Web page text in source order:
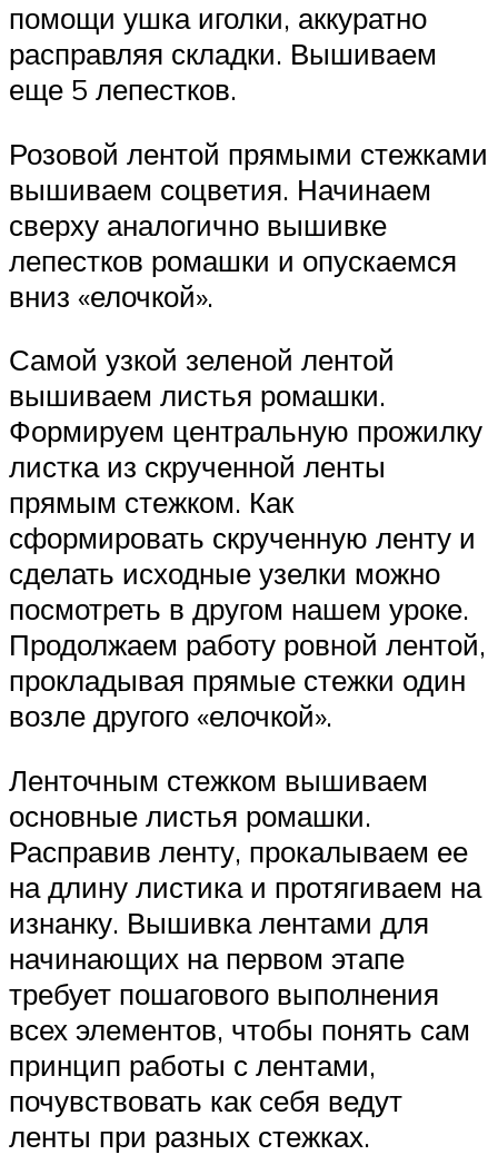
помощи ушка иголки, аккуратно
расправляя складки. Вышиваем
еще 5 лепестков.
Розовой лентой прямыми стежками
вышиваем соцветия. Начинаем
сверху аналогично вышивке
лепестков ромашки и опускаемся
вниз «елочкой».
Самой узкой зеленой лентой
вышиваем листья ромашки.
Формируем центральную прожилку
листка из скрученной ленты
прямым стежком. Как
сформировать скрученную ленту и
сделать исходные узелки можно
посмотреть в другом нашем уроке.
Продолжаем работу ровной лентой,
прокладывая прямые стежки один
возле другого «елочкой».
Ленточным стежком вышиваем
основные листья ромашки.
Расправив ленту, прокалываем ее
на длину листика и протягиваем на
изнанку. Вышивка лентами для
начинающих на первом этапе
требует пошагового выполнения
всех элементов, чтобы понять сам
принцип работы с лентами,
почувствовать как себя ведут
ленты при разных стежках.